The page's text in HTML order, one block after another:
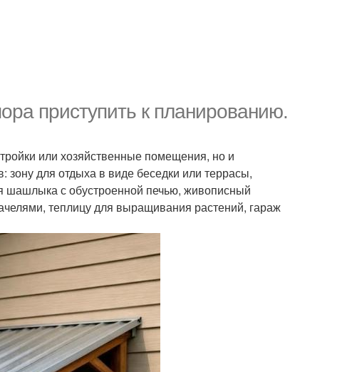
приступить к планированию.
или хозяйственные помещения, но и
для отдыха в виде беседки или террасы,
шашлыка с обустроенной печью, живописный
теплицу для выращивания растений, гараж